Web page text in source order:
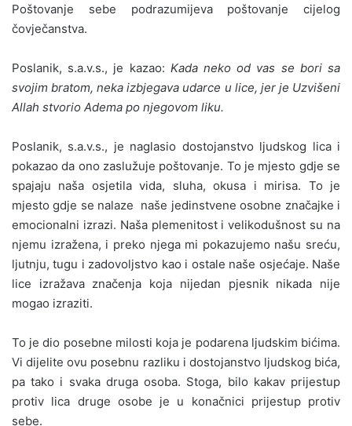
Poštovanje sebe podrazumijeva poštovanje cijelog
čovječanstva.
Poslanik, s.a.v.s., je kazao: Kada neko od vas se bori sa
svojim bratom, neka izbjegava udarce u lice, jer je Uzvišeni
Allah stvorio Adema po njegovom liku.
Poslanik, s.a.v.s., je naglasio dostojanstvo ljudskog lica i
pokazao da ono zaslužuje poštovanje. To je mjesto gdje se
spajaju naša osjetila vida, sluha, okusa i mirisa. To je
mjesto gdje se nalaze naše jedinstvene osobne značajke i
emocionalni izrazi. Naša plemenitost i velikodušnost su na
njemu izražena, i preko njega mi pokazujemo našu sreću,
ljutnju, tugu i zadovoljstvo kao i ostale naše osjećaje. Naše
lice izražava značenja koja nijedan pjesnik nikada nije
mogao izraziti.
To je dio posebne milosti koja je podarena ljudskim bićima.
Vi dijelite ovu posebnu razliku i dostojanstvo ljudskog bića,
pa tako i svaka druga osoba. Stoga, bilo kakav prijestup
protiv lica druge osobe je u konačnici prijestup protiv
sebe.